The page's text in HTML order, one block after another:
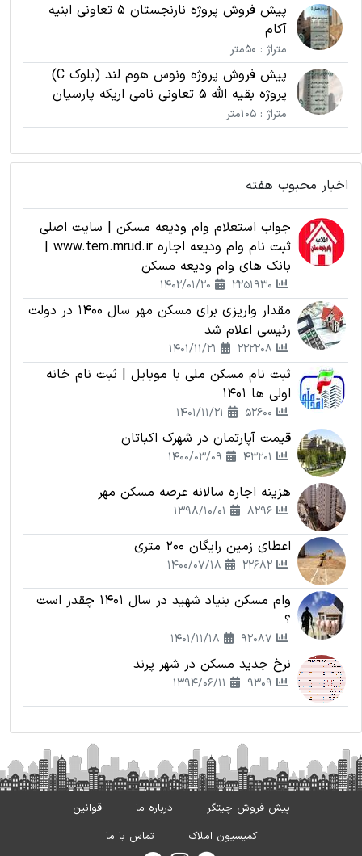
پیش فروش پروژه نارنجستان 5 تعاونی ابنیه
آکام
متراژ : 50متر
پیش فروش پروژه ونوس هوم لند (بلوک C)
پروژه بقیه الله 5 تعاونی نامی اریکه پارسیان
متراژ : 105متر
اخبار محبوب هفته
جواب استعلام وام ودیعه مسکن | سایت اصلی
ثبت نام وام ودیعه اجاره www.tem.mrud.ir |
بانک های وام ودیعه مسکن
مقدار واریزی برای مسکن مهر سال 1400 در دولت
رئیسی اعلام شد
ثبت نام مسکن ملی با موبایل | ثبت نام خانه
اولی ها 1401
قیمت آپارتمان در شهرک اکباتان
هزینه اجاره سالانه عرصه مسکن مهر
اعطای زمین رایگان 200 متری
وام مسکن بنیاد شهید در سال 1401 چقدر است
؟
نرخ جدید مسکن در شهر پرند
پیش فروش چیتگر درباره ما
قوانین
کمیسیون املاک
تماس با ما